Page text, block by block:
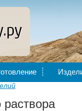
раствора